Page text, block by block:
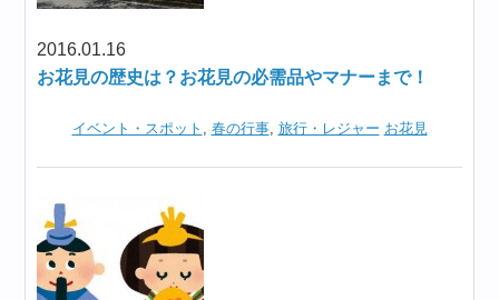
2016.01.16
お花見の歴史は？お花見の必需品やマナーまで！
イベント・スポット , 春の行事, 旅行・レジャー お花見